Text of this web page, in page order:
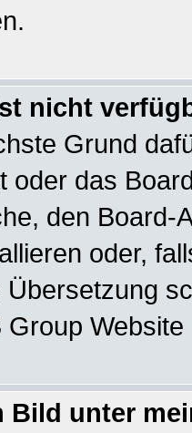
nicht
Grund
oder das
den
oder,
Bild unter